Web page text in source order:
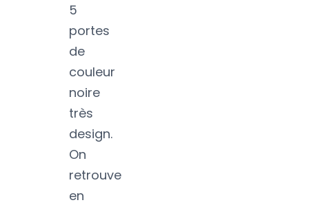
5
portes
de
couleur
noire
très
design.
On
retrouve
en